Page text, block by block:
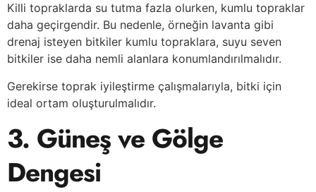
Killi topraklarda su tutma fazla olurken, kumlu topraklar
daha geçirgendir. Bu nedenle, örneğin lavanta gibi
drenaj isteyen bitkiler kumlu topraklara, suyu seven
bitkiler ise daha nemli alanlara konumlandırılmalıdır.
Gerekirse toprak iyileştirme çalışmalarıyla, bitki için
ideal ortam oluşturulmalıdır.
3. Güneş ve Gölge
Dengesi